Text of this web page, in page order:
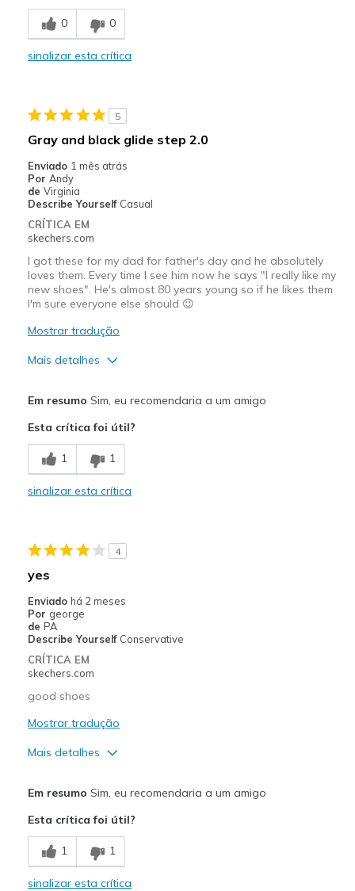
Durable
Stylish
0 0
sinalizar esta crítica
5
Gray and black glide step 2.0
Enviado 1 mês atrás
Por Andy
de Virginia
Describe Yourself Casual
CRÍTICA EM
skechers.com
I got these for my dad for father's day and he absolutely
loves them. Every time I see him now he says "I really like my
new shoes". He's almost 80 years young so if he likes them
I'm sure everyone else should 😉
Mostrar tradução
Mais detalhes
Comfortable
Durable
Going Out
Width
Sizing
View On Shoes
Shoes are for Wearing
Em resumo Sim, eu recomendaria a um amigo
Esta crítica foi útil?
1 1
sinalizar esta crítica
4
yes
Enviado há 2 meses
Por george
de PA
Describe Yourself Conservative
CRÍTICA EM
skechers.com
good shoes
Mostrar tradução
Mais detalhes
Melhores utilizações
Casual Wear
Em resumo Sim, eu recomendaria a um amigo
Esta crítica foi útil?
1 1
sinalizar esta crítica